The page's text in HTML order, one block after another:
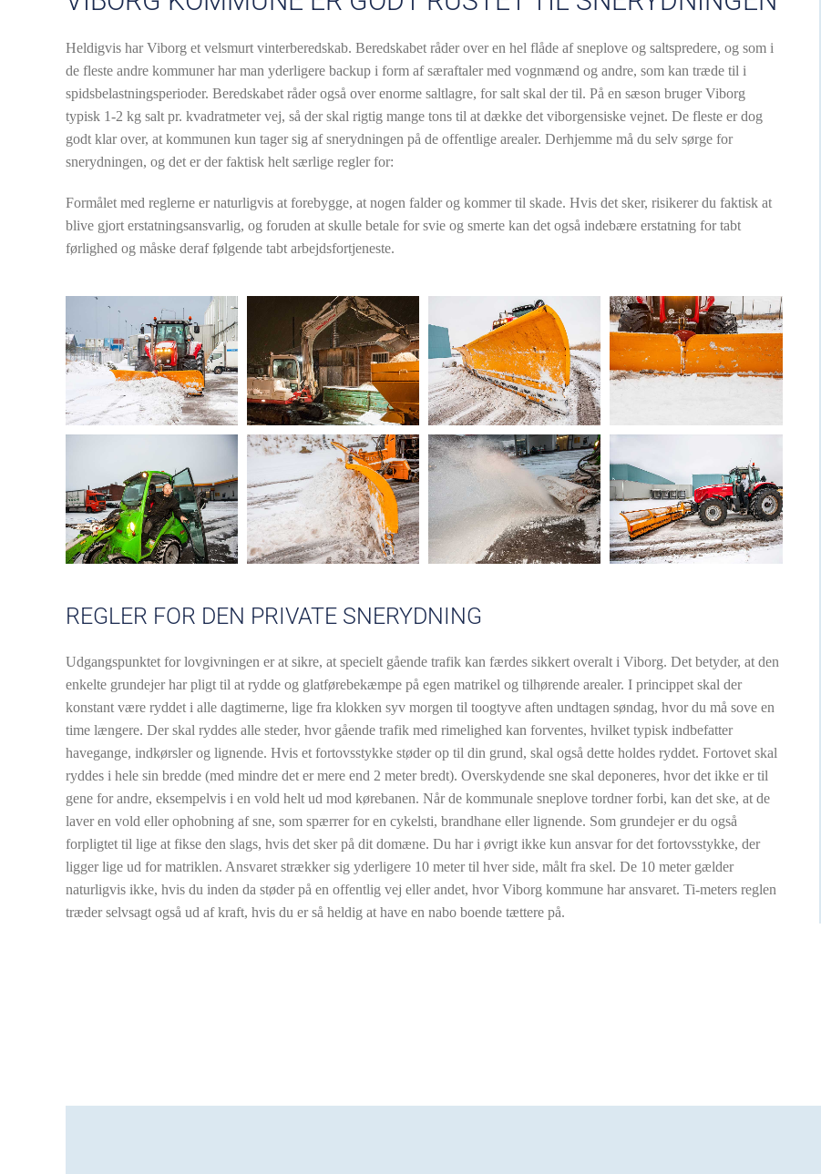
Heldigvis har Viborg et velsmurt vinterberedskab. Beredskabet råder over en hel flåde af sneplove og saltspredere, og som i
de fleste andre kommuner har man yderligere backup i form af særaftaler med vognmænd og andre, som kan træde til i
spidsbelastningsperioder. Beredskabet råder også over enorme saltlagre, for salt skal der til. På en sæson bruger Viborg
typisk 1-2 kg salt pr. kvadratmeter vej, så der skal rigtig mange tons til at dække det viborgensiske vejnet. De fleste er dog
godt klar over, at kommunen kun tager sig af snerydningen på de offentlige arealer. Derhjemme må du selv sørge for
snerydningen, og det er der faktisk helt særlige regler for:
Formålet med reglerne er naturligvis at forebygge, at nogen falder og kommer til skade. Hvis det sker, risikerer du faktisk at
blive gjort erstatningsansvarlig, og foruden at skulle betale for svie og smerte kan det også indebære erstatning for tabt
førlighed og måske deraf følgende tabt arbejdsfortjeneste.
REGLER FOR DEN PRIVATE SNERYDNING
Udgangspunktet for lovgivningen er at sikre, at specielt gående trafik kan færdes sikkert overalt i Viborg. Det betyder, at den
enkelte grundejer har pligt til at rydde og glatførebekæmpe på egen matrikel og tilhørende arealer. I princippet skal der
konstant være ryddet i alle dagtimerne, lige fra klokken syv morgen til toogtyve aften undtagen søndag, hvor du må sove en
time længere. Der skal ryddes alle steder, hvor gående trafik med rimelighed kan forventes, hvilket typisk indbefatter
havegange, indkørsler og lignende. Hvis et fortovsstykke støder op til din grund, skal også dette holdes ryddet. Fortovet skal
ryddes i hele sin bredde (med mindre det er mere end 2 meter bredt). Overskydende sne skal deponeres, hvor det ikke er til
gene for andre, eksempelvis i en vold helt ud mod kørebanen. Når de kommunale sneplove tordner forbi, kan det ske, at de
laver en vold eller ophobning af sne, som spærrer for en cykelsti, brandhane eller lignende. Som grundejer er du også
forpligtet til lige at fikse den slags, hvis det sker på dit domæne. Du har i øvrigt ikke kun ansvar for det fortovsstykke, der
ligger lige ud for matriklen. Ansvaret strækker sig yderligere 10 meter til hver side, målt fra skel. De 10 meter gælder
naturligvis ikke, hvis du inden da støder på en offentlig vej eller andet, hvor Viborg kommune har ansvaret. Ti-meters reglen
træder selvsagt også ud af kraft, hvis du er så heldig at have en nabo boende tættere på.